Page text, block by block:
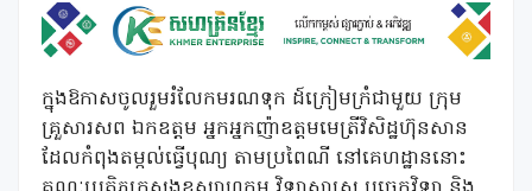
ក្នុងឱកាសចូលរួមរំលែកមរណទុក ដ៍ក្រៀមក្រំជាមួយ ក្រុម
គ្រួសារសព ឯកឧត្តម អ្នកអ្នកញ៉ាឧត្តមមេត្រីវិសិដ្ឋហ៊ុនសាន
ដែលកំពុងតម្កល់ធ្វើបុណ្យ តាមប្រពៃណី នៅគេហដ្ឋាននោះ